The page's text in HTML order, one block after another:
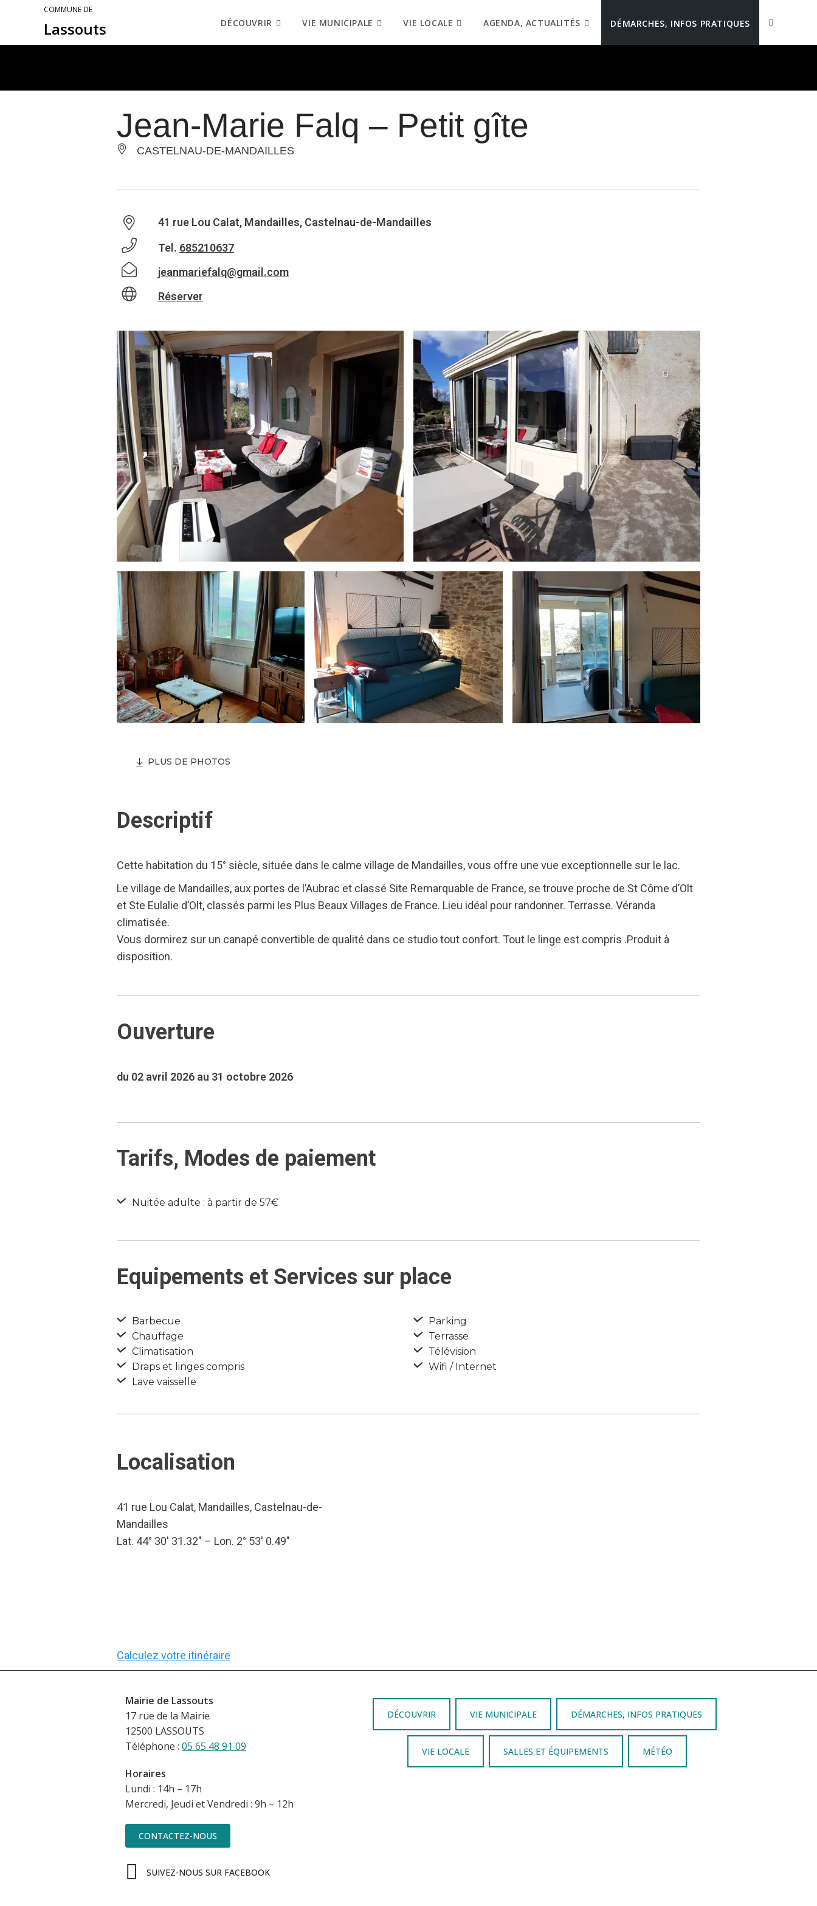
COMMUNE DE
Lassouts DÉCOUVRIR VIE MUNICIPALE VIE LOCALE AGENDA, ACTUALITÉS DÉMARCHES, INFOS PRATIQUES
Jean-Marie Falq – Petit gîte
CASTELNAU-DE-MANDAILLES
41 rue Lou Calat, Mandailles, Castelnau-de-Mandailles
Tel. 685210637
jeanmariefalq@gmail.com
Réserver
PLUS DE PHOTOS
Descriptif
Cette habitation du 15° siècle, située dans le calme village de Mandailles, vous offre une vue exceptionnelle sur le lac.
Le village de Mandailles, aux portes de l’Aubrac et classé Site Remarquable de France, se trouve proche de St Côme d’Olt
et Ste Eulalie d’Olt, classés parmi les Plus Beaux Villages de France. Lieu idéal pour randonner. Terrasse. Véranda
climatisée.
Vous dormirez sur un canapé convertible de qualité dans ce studio tout confort. Tout le linge est compris .Produit à
disposition.
Ouverture
du 02 avril 2026 au 31 octobre 2026
Tarifs, Modes de paiement
Nuitée adulte : à partir de 57€
Equipements et Services sur place
Barbecue
Chauffage
Climatisation
Draps et linges compris
Lave vaisselle
Parking
Terrasse
Télévision
Wifi / Internet
Localisation
41 rue Lou Calat, Mandailles, Castelnau-de-
Mandailles
Lat. 44° 30′ 31.32″ – Lon. 2° 53′ 0.49″
Calculez votre itinéraire
Mairie de Lassouts
17 rue de la Mairie
12500 LASSOUTS
Téléphone : 05 65 48 91 09
Horaires
Lundi : 14h – 17h
Mercredi, Jeudi et Vendredi : 9h – 12h
CONTACTEZ-NOUS
SUIVEZ-NOUS SUR FACEBOOK
DÉCOUVRIR VIE MUNICIPALE DÉMARCHES, INFOS PRATIQUES
VIE LOCALE SALLES ET ÉQUIPEMENTS MÉTÉO